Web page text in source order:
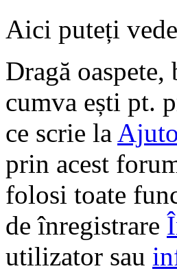
Aici puteți
Dragă
cumva ești pt.
ce scrie la
prin acest
folosi toate
de înregistrare
utilizator sau